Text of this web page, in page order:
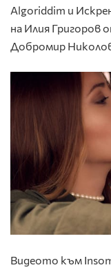
Algoriddim и
на Илия Григоров
Добромир
Видеото към